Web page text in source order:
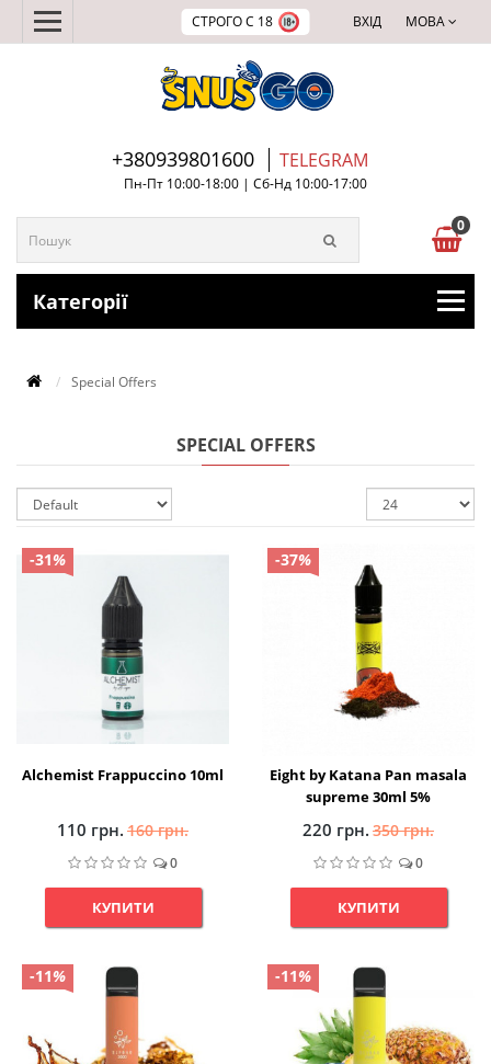
СТРОГО С 18 МОВА
ВХІД
+380939801600 TELEGRAM
Пн-Пт 10:00-18:00 | Сб-Нд 10:00-17:00
0
Категорії
Special Offers
SPECIAL OFFERS
Alchemist Frappuccino 10ml
110 грн. 160 грн.
-31%
0
КУПИТИ
Eight by Katana Pan masala
supreme 30ml 5%
220 грн. 350 грн.
-37%
0
КУПИТИ
-11% -11%